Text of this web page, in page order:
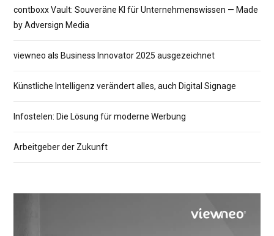
contboxx Vault: Souveräne KI für Unternehmenswissen — Made
by Adversign Media
viewneo als Business Innovator 2025 ausgezeichnet
Künstliche Intelligenz verändert alles, auch Digital Signage
Infostelen: Die Lösung für moderne Werbung
Arbeitgeber der Zukunft